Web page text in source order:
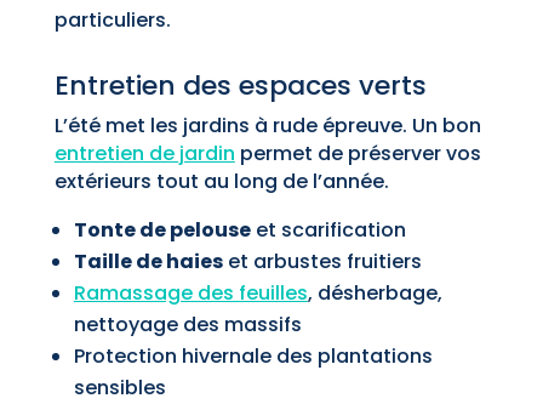
particuliers.
Entretien des espaces verts
L’été met les jardins à rude épreuve. Un bon
entretien de jardin permet de préserver vos
extérieurs tout au long de l’année.
Tonte de pelouseet scarification
Taille de haieset arbustes fruitiers
Ramassage des feuilles, désherbage,
nettoyage des massifs
Protection hivernale des plantations
sensibles